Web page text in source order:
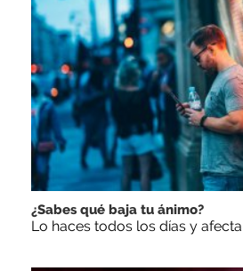
¿Sabes qué baja tu ánimo?
Lo haces todos los días y